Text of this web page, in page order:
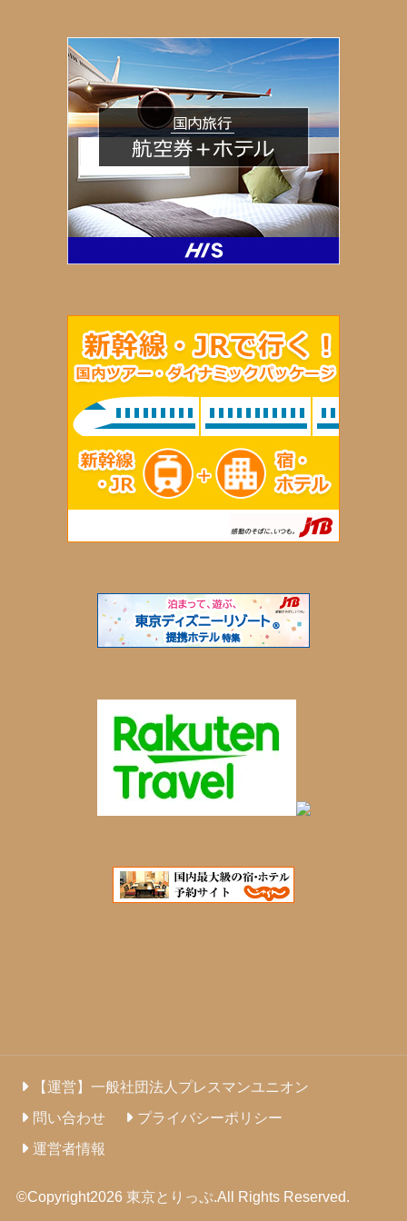
【運営】一般社団法人プレスマンユニオン
問い合わせ
プライバシーポリシー
運営者情報
©Copyright2026 東京とりっぷ.All Rights Reserved.